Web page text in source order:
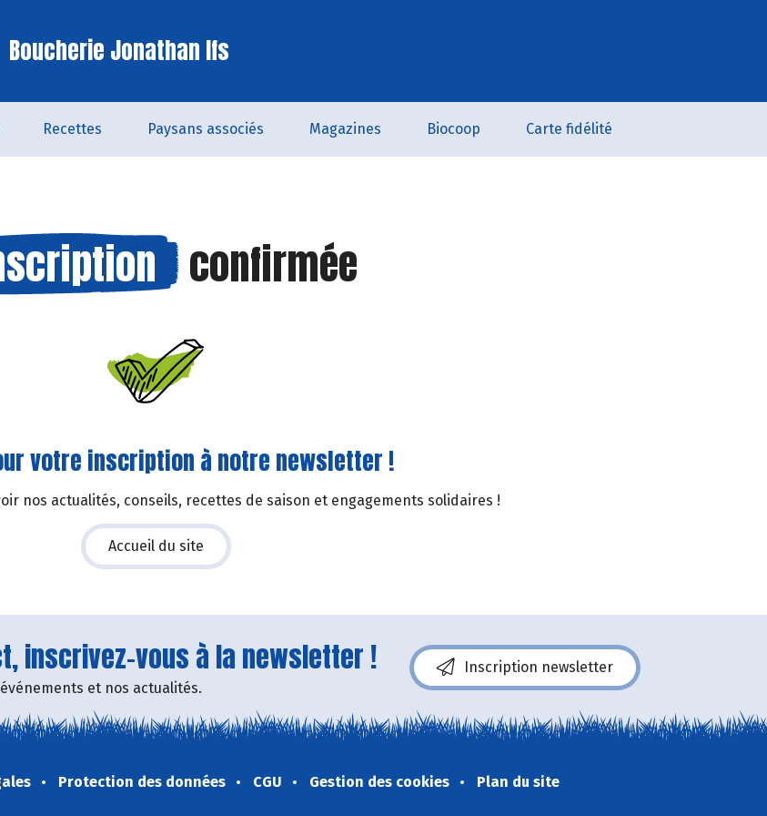
Boucherie Jonathan Ifs
Recettes Paysans associés Magazines Biocoop Carte fidélité
confirmée
votre inscription à notre newsletter !
nos actualités, conseils, recettes de saison et engagements solidaires !
Accueil du site
inscrivez-vous à la newsletter !
et nos actualités.
Inscription newsletter
Protection des données CGU Gestion des cookies Plan du site